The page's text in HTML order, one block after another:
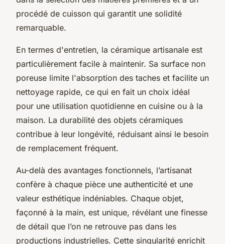
procédé de cuisson qui garantit une solidité
remarquable.
En termes d'entretien, la céramique artisanale est
particulièrement facile à maintenir. Sa surface non
poreuse limite l'absorption des taches et facilite un
nettoyage rapide, ce qui en fait un choix idéal
pour une utilisation quotidienne en cuisine ou à la
maison. La durabilité des objets céramiques
contribue à leur longévité, réduisant ainsi le besoin
de remplacement fréquent.
Au-delà des avantages fonctionnels, l’artisanat
confère à chaque pièce une authenticité et une
valeur esthétique indéniables. Chaque objet,
façonné à la main, est unique, révélant une finesse
de détail que l’on ne retrouve pas dans les
productions industrielles. Cette singularité enrichit